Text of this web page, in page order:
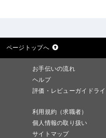
ページトップへ
お手伝いの流れ
ヘルプ
評価・レビューガイドラ
利用規約（求職者）
個人情報の取り扱い
サイトマップ